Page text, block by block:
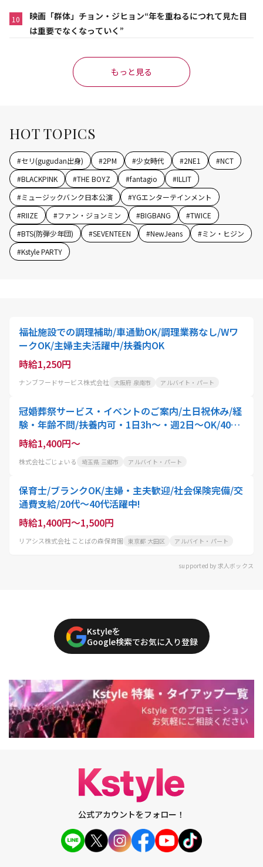
10
映画「群体」チョン・ジヒョン“年を重ねるにつれて見た目
は重要でなくなっていく”
もっと見る
HOT TOPICS
#セリ(gugudan出身) #2PM #少女時代 #2NE1 #NCT
#BLACKPINK #THE BOYZ #fantagio #ILLIT
#ミュージックバンク日本公演 #YGエンターテインメント
#RIIZE #ファン・ジョンミン #BIGBANG #TWICE
#BTS(防弾少年団) #SEVENTEEN #NewJeans #ミン・ヒジン
#Kstyle PARTY
福祉施設での調理補助/車通勤OK/調理業務なし/Wワ
ークOK/主婦主夫活躍中/扶養内OK
時給1,250円
ナンブフードサービス株式会社 大阪府 泉南市 アルバイト・パート
冠婚葬祭サービス・イベントのご案内/土日祝休み/経
験・年齢不問/扶養内可・1日3h～・週2日～OK/40
代・50代活躍中!専業主婦の期間が長く仕事ブランク
がある方も全く
時給1,400円～
株式会社ごじょいる 埼玉県 三郷市 アルバイト・パート
保育士/ブランクOK/主婦・主夫歓迎/社会保険完備/交
通費支給/20代～40代活躍中!
時給1,400円～1,500円
リアシス株式会社 ことばの森保育園 東京都 大田区 アルバイト・パート
supported by 求人ボックス
Kstyleを
Google検索でお気に入り登録
公式アカウントをフォロー！